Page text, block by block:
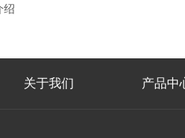
绍
关于我们 产品中